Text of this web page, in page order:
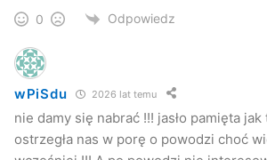
0 Odpowiedz
wPiSdu 2026 lat temu
nie damy się nabrać !!! jasło pamięta jak
ostrzegła nas w porę o powodzi choć